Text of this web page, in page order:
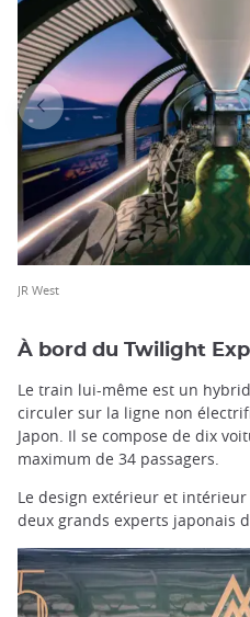
JR West
À bord du Twilight
Le train lui-même est un
circuler sur la ligne non
Japon. Il se compose de dix
maximum de 34 passagers.
Le design extérieur et
deux grands experts japonais